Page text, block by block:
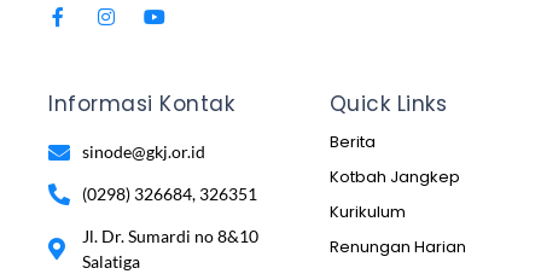
Informasi Kontak
sinode@gkj.or.id
(0298) 326684, 326351
Jl. Dr. Sumardi no 8&10
Salatiga
Quick Links
Berita
Kotbah Jangkep
Kurikulum
Renungan Harian